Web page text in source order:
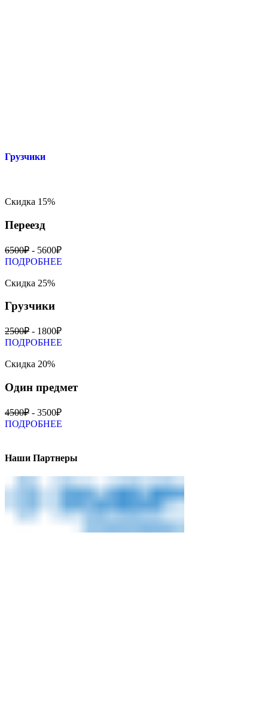
Грузчики
Скидка 15%
Переезд
6500₽ - 5600₽
ПОДРОБНЕЕ
Скидка 25%
Грузчики
2500₽ - 1800₽
ПОДРОБНЕЕ
Скидка 20%
Один предмет
4500₽ - 3500₽
ПОДРОБНЕЕ
Наши Партнеры